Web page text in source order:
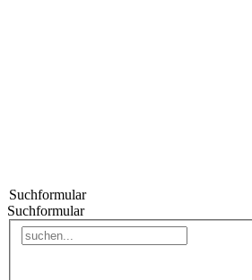
Suchformular
Suchformular